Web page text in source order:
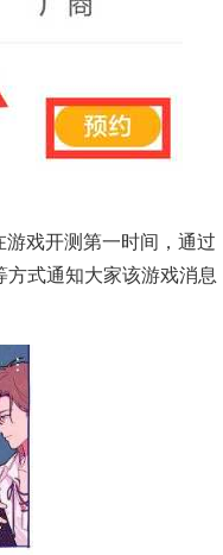
戏开测第一时间，通过
方式通知大家该游戏消息